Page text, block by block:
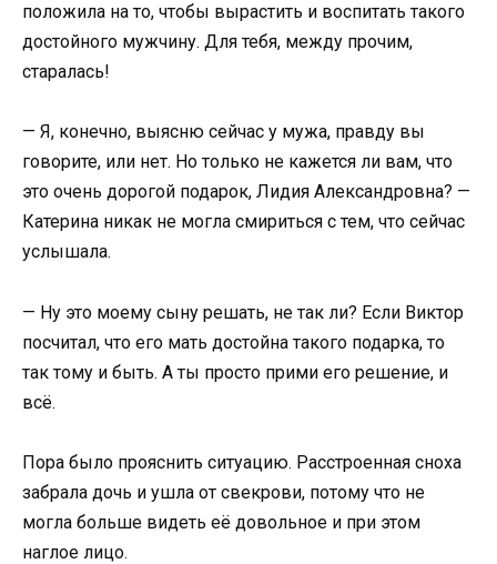
положила на то, чтобы вырастить и воспитать такого
достойного мужчину. Для тебя, между прочим,
старалась!
— Я, конечно, выясню сейчас у мужа, правду вы
говорите, или нет. Но только не кажется ли вам, что
это очень дорогой подарок, Лидия Александровна? —
Катерина никак не могла смириться с тем, что сейчас
услышала.
— Ну это моему сыну решать, не так ли? Если Виктор
посчитал, что его мать достойна такого подарка, то
так тому и быть. А ты просто прими его решение, и
всё.
Пора было прояснить ситуацию. Расстроенная сноха
забрала дочь и ушла от свекрови, потому что не
могла больше видеть её довольное и при этом
наглое лицо.